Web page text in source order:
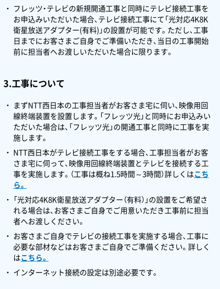
フレッツ・テレビの新規開通工事と同時にテレビ接続工事を
お申込みいただいた場合、テレビ接続工事にて「光対応4K8K
衛星放送アダプター(有料)」の設置が可能です。ただし、工事
日までにお客さまご自身でご準備いただき、当日の工事開始
前に担当者へお渡しいただいた場合に限ります。
3.工事について
まずNTT西日本の工事担当者がお客さま宅に伺い、映像用回
線終端装置を設置します。「フレッツ光」と同時にお申込みい
ただいた場合は、「フレッツ光」の開通工事と同時に工事を実
施します。
NTT西日本がテレビ接続工事をする場合、工事担当者がお客
さま宅に伺って、映像用回線終端装置とテレビを接続する工
事を実施します。（工事は概ね1.5時間～3時間）詳しくはこち
ら。
「光対応4K8K衛星放送アダプター（有料）」の設置をご希望さ
れる場合は、お客さまご自身でご用意いただき工事前に担当
者へお渡しください。
お客さまご自身でテレビの接続工事を実施する場合、工事に
必要な部材などはお客さまご自身でご準備ください。詳しく
はこちら。
インターネット接続の設定は別途必要です。